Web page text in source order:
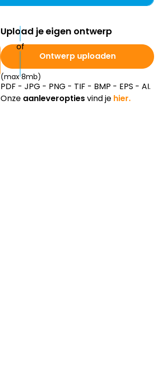
Upload je eigen ontwerp
Ontwerp uploaden
(max 8mb)
PDF - JPG - PNG - TIF - BMP - EPS - AI.
Onze aanleveroptiesvind je hier.